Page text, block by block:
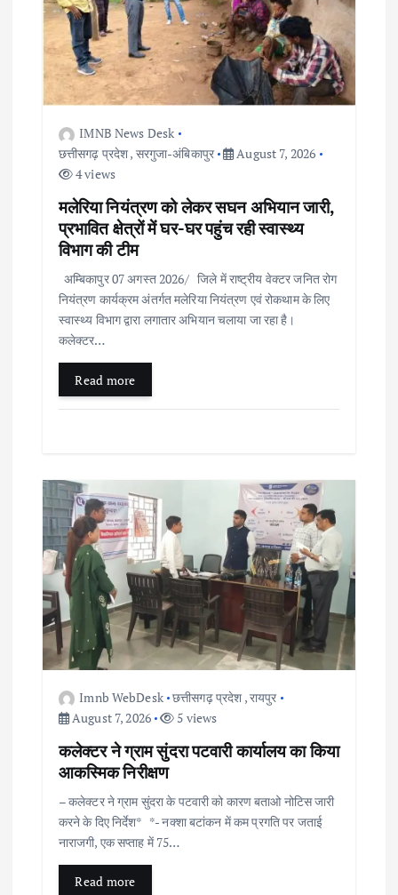
g
a
t
IMNB News Desk
छत्तीसगढ़ प्रदेश, सरगुजा-अंबिकापुर
August 7, 2026
4 views
मलेरिया नियंत्रण को लेकर सघन अभियान जारी,
प्रभावित क्षेत्रों में घर-घर पहुंच रही स्वास्थ्य
विभाग की टीम
अम्बिकापुर 07 अगस्त 2026/ जिले में राष्ट्रीय वेक्टर जनित रोग
नियंत्रण कार्यक्रम अंतर्गत मलेरिया नियंत्रण एवं रोकथाम के लिए
स्वास्थ्य विभाग द्वारा लगातार अभियान चलाया जा रहा है।
कलेक्टर…
Read more
Imnb WebDesk छत्तीसगढ़ प्रदेश ,रायपुर
August 7, 2026
5 views
कलेक्टर ने ग्राम सुंदरा पटवारी कार्यालय का किया
आकस्मिक निरीक्षण
– कलेक्टर ने ग्राम सुंदरा के पटवारी को कारण बताओ नोटिस जारी
करने के दिए निर्देश* *- नक्शा बटांकन में कम प्रगति पर जताई
नाराजगी, एक सप्ताह में 75…
Read more